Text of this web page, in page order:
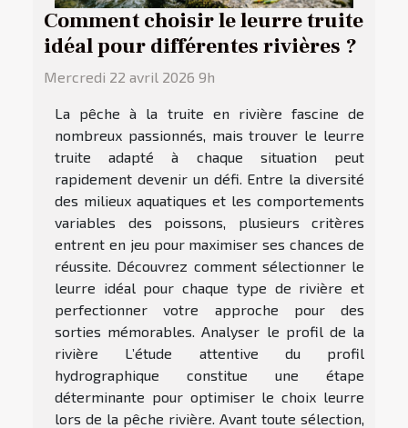
Comment choisir le leurre truite
idéal pour différentes rivières ?
Mercredi 22 avril 2026 9h
La pêche à la truite en rivière fascine de
nombreux passionnés, mais trouver le leurre
truite adapté à chaque situation peut
rapidement devenir un défi. Entre la diversité
des milieux aquatiques et les comportements
variables des poissons, plusieurs critères
entrent en jeu pour maximiser ses chances de
réussite. Découvrez comment sélectionner le
leurre idéal pour chaque type de rivière et
perfectionner votre approche pour des
sorties mémorables. Analyser le profil de la
rivière L’étude attentive du profil
hydrographique constitue une étape
déterminante pour optimiser le choix leurre
lors de la pêche rivière. Avant toute sélection,